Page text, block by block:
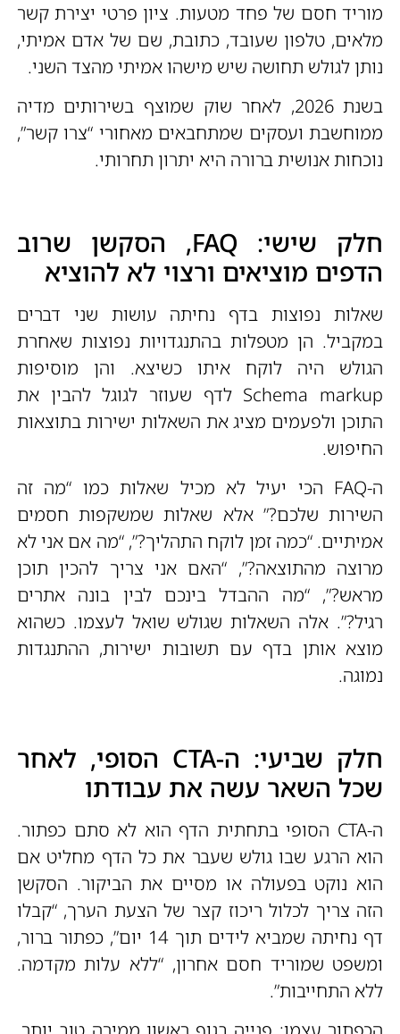
מוריד חסם של פחד מטעות. ציון פרטי יצירת קשר
מלאים, טלפון שעובד, כתובת, שם של אדם אמיתי,
נותן לגולש תחושה שיש מישהו אמיתי מהצד השני.
בשנת 2026, לאחר שוק שמוצף בשירותים מדיה
ממוחשבת ועסקים שמתחבאים מאחורי “צרו קשר”,
נוכחות אנושית ברורה היא יתרון תחרותי.
חלק שישי: FAQ, הסקשן שרוב
הדפים מוציאים ורצוי לא להוציא
שאלות נפוצות בדף נחיתה עושות שני דברים
במקביל. הן מטפלות בהתנגדויות נפוצות שאחרת
הגולש היה לוקח איתו כשיצא. והן מוסיפות
Schema markup לדף שעוזר לגוגל להבין את
התוכן ולפעמים מציג את השאלות ישירות בתוצאות
החיפוש.
ה-FAQ הכי יעיל לא מכיל שאלות כמו “מה זה
השירות שלכם?” אלא שאלות שמשקפות חסמים
אמיתיים. “כמה זמן לוקח התהליך?”, “מה אם אני לא
מרוצה מהתוצאה?”, “האם אני צריך להכין תוכן
מראש?”, “מה ההבדל בינכם לבין בונה אתרים
רגיל?”. אלה השאלות שגולש שואל לעצמו. כשהוא
מוצא אותן בדף עם תשובות ישירות, ההתנגדות
נמוגה.
חלק שביעי: ה-CTA הסופי, לאחר
שכל השאר עשה את עבודתו
ה-CTA הסופי בתחתית הדף הוא לא סתם כפתור.
הוא הרגע שבו גולש שעבר את כל הדף מחליט אם
הוא נוקט בפעולה או מסיים את הביקור. הסקשן
הזה צריך לכלול ריכוז קצר של הצעת הערך, “קבלו
דף נחיתה שמביא לידים תוך 14 יום”, כפתור ברור,
ומשפט שמוריד חסם אחרון, “ללא עלות מקדמה.
ללא התחייבות”.